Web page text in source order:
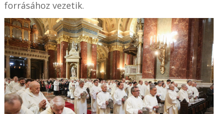
forrásához vezetik.